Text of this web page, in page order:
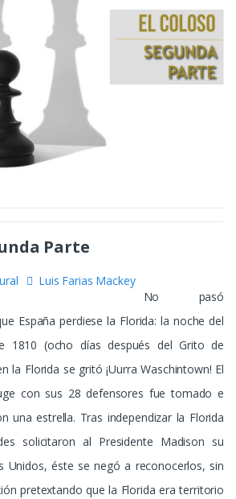
Parte
Luis Farias Mackey
No pasó
España perdiese la Florida: la noche del
1810 (ocho días después del Grito de
la Florida se gritó ¡Uurra Waschintown! El
con sus 28 defensores fue tomado e
una estrella. Tras independizar la Florida
solicitaron al Presidente Madison su
Unidos, éste se negó a reconocerlos, sin
pretextando que la Florida era territorio